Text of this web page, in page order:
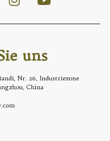
uns
Nr. 26, Industriezone
China